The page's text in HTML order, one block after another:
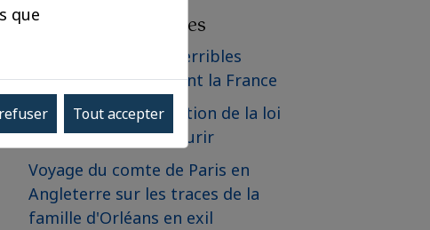
Les derniers articles
Communiqué - Les terribles
incendies qui frappent la France
Communiqué - Adoption de la loi
relative à l'aide à mourir
Voyage du comte de Paris en
Angleterre sur les traces de la
famille d'Orléans en exil
que
Tout accepter